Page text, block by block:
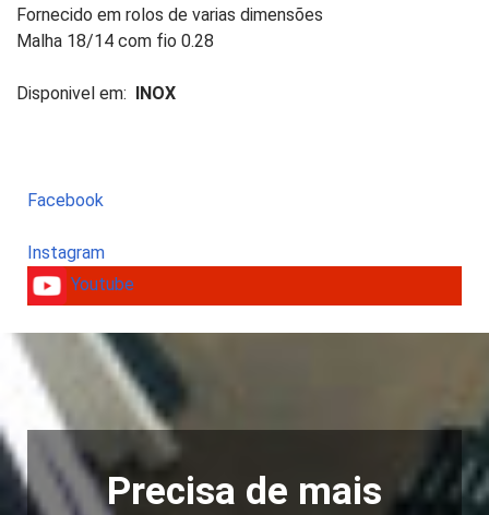
Fornecido em rolos de varias dimensões
Malha 18/14 com fio 0.28
Disponivel em: INOX
Facebook
Instagram
Youtube
Precisa de mais